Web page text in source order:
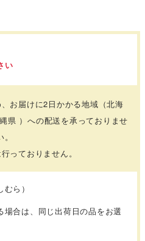
い
お届けに2日かかる地域 （北海
県 ）への配送を承っておりませ
っておりません。
むら）
場合は、同じ出荷日の品をお選